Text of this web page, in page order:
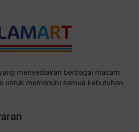
menyediakan berbagai macam
untuk memenuhi semua kebutuhan